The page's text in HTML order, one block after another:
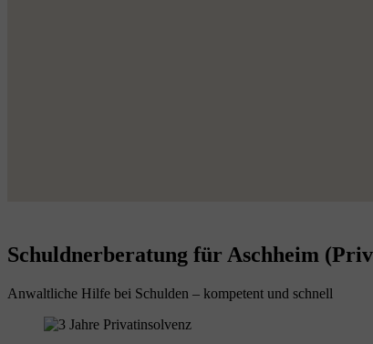
Schuldnerberatung für Aschheim
Anwaltliche Hilfe bei Schulden – kompetent und schnell